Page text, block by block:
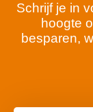
Schrijf je in
hoogte
besparen,